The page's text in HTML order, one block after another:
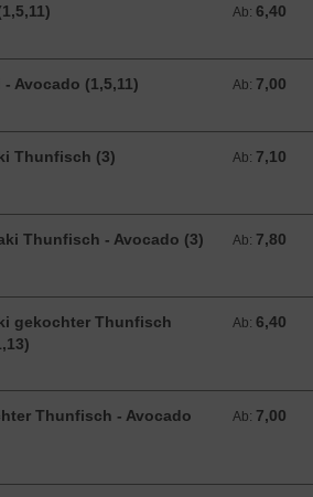
Ab: 6,40
Ab: 6,40 EUR
- Avocado (1,5,11) Ab: 7,00
Ab: 7,00 EUR
Thunfisch (3) Ab: 7,10
Ab: 7,10 EUR
Thunfisch - Avocado (3) Ab: 7,80
Ab: 7,80 EUR
gekochter Thunfisch
Ab: 6,40
Ab: 6,40 EUR
Thunfisch - Avocado
Ab: 7,00
Ab: 7,00 EUR